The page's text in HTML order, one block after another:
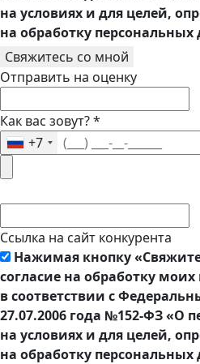
на условиях и для целей,
на обработку
Свяжитесь со мной
Отправить на оценку
Как вас зовут?*
+7
Ссылка на сайт конкурента
Нажимая кнопку
согласие на обработку
в соответствии с
27.07.2006 года №152-ФЗ «О
на условиях и для целей,
на обработку